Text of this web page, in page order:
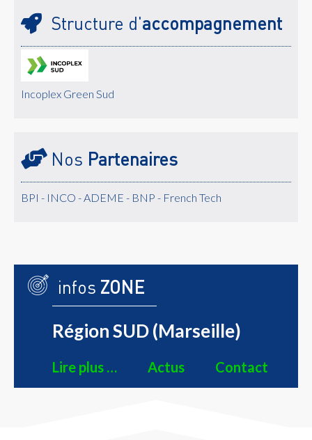
Structure d'accompagnement
Incoplex Green Sud
Nos Partenaires
BPI - INCO - ADEME - BNP - French Tech
infos ZONE
Région SUD (Marseille)
Lire plus … Actus Contact